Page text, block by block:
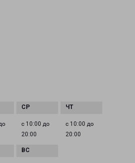
с 10:00 до
20:00
с 10:00 до
20:00